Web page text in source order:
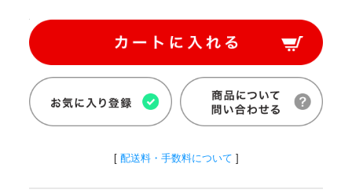
[ 配送料・手数料について ]